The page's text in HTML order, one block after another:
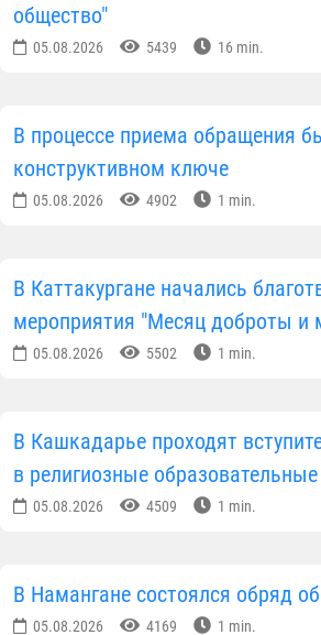
общество"
05.08.2026 5439 16 min.
В процессе приема обращения
конструктивном ключе
05.08.2026 4902 1 min.
В Каттакургане начались
мероприятия "Месяц доброты и
05.08.2026 5502 1 min.
В Кашкадарье проходят
в религиозные
05.08.2026 4509 1 min.
В Намангане состоялся обряд
05.08.2026 4169 1 min.